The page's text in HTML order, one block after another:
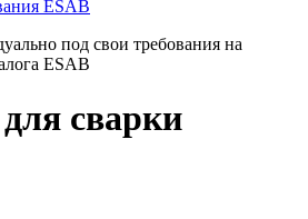
ESAB
под свои требования на
ESAB
сварки